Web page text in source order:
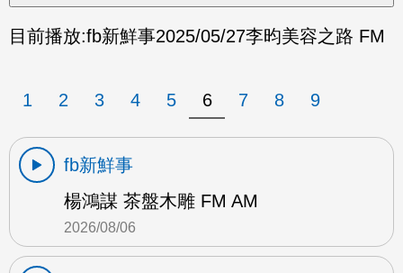
目前播放:fb新鮮事2025/05/27李昀美容之路 FM
1 2 3 4 5 6 7 8 9
fb新鮮事
楊鴻謀 茶盤木雕 FM AM
2026/08/06